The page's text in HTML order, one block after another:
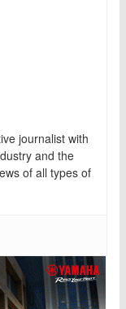
journalist with
and the
of all types of